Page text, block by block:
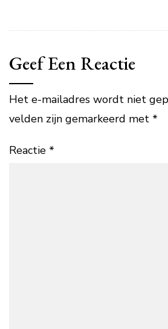
Geef Een Reactie
Het e-mailadres wordt niet
velden zijn gemarkeerd met *
Reactie *